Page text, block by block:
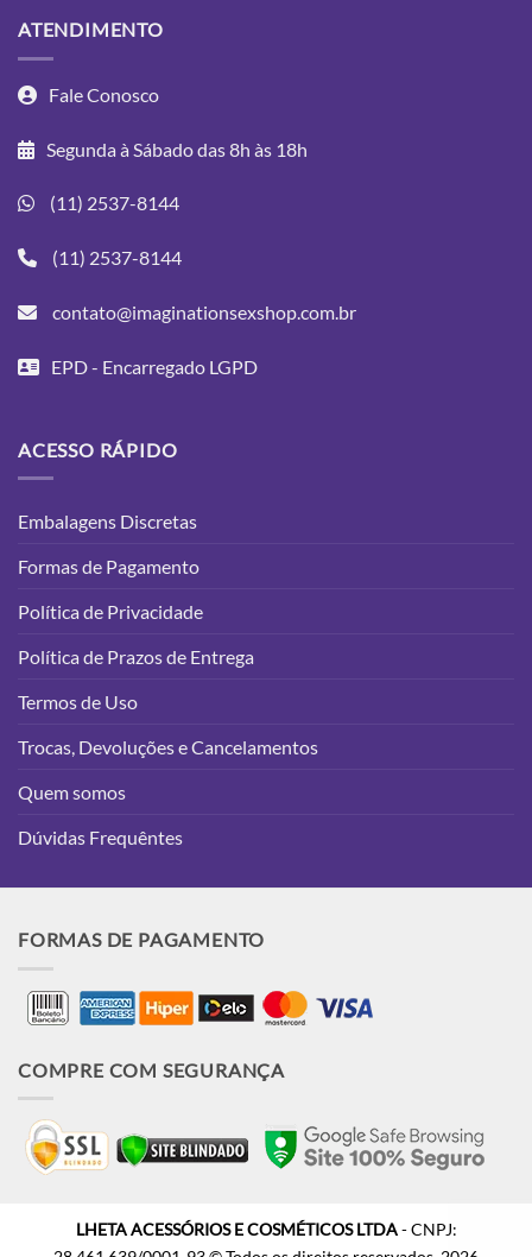
ATENDIMENTO
Fale Conosco
Segunda à Sábado das 8h às 18h
(11) 2537-8144
(11) 2537-8144
contato@imaginationsexshop.com.br
EPD - Encarregado LGPD
ACESSO RÁPIDO
Embalagens Discretas
Formas de Pagamento
Política de Privacidade
Política de Prazos de Entrega
Termos de Uso
Trocas, Devoluções e Cancelamentos
Quem somos
Dúvidas Frequêntes
FORMAS DE PAGAMENTO
COMPRE COM SEGURANÇA
LHETA ACESSÓRIOS E COSMÉTICOS LTDA- CNPJ: